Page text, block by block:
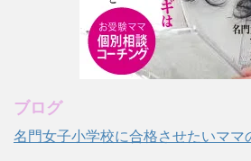
ブログ
名門女子小学校に合格させたいママ